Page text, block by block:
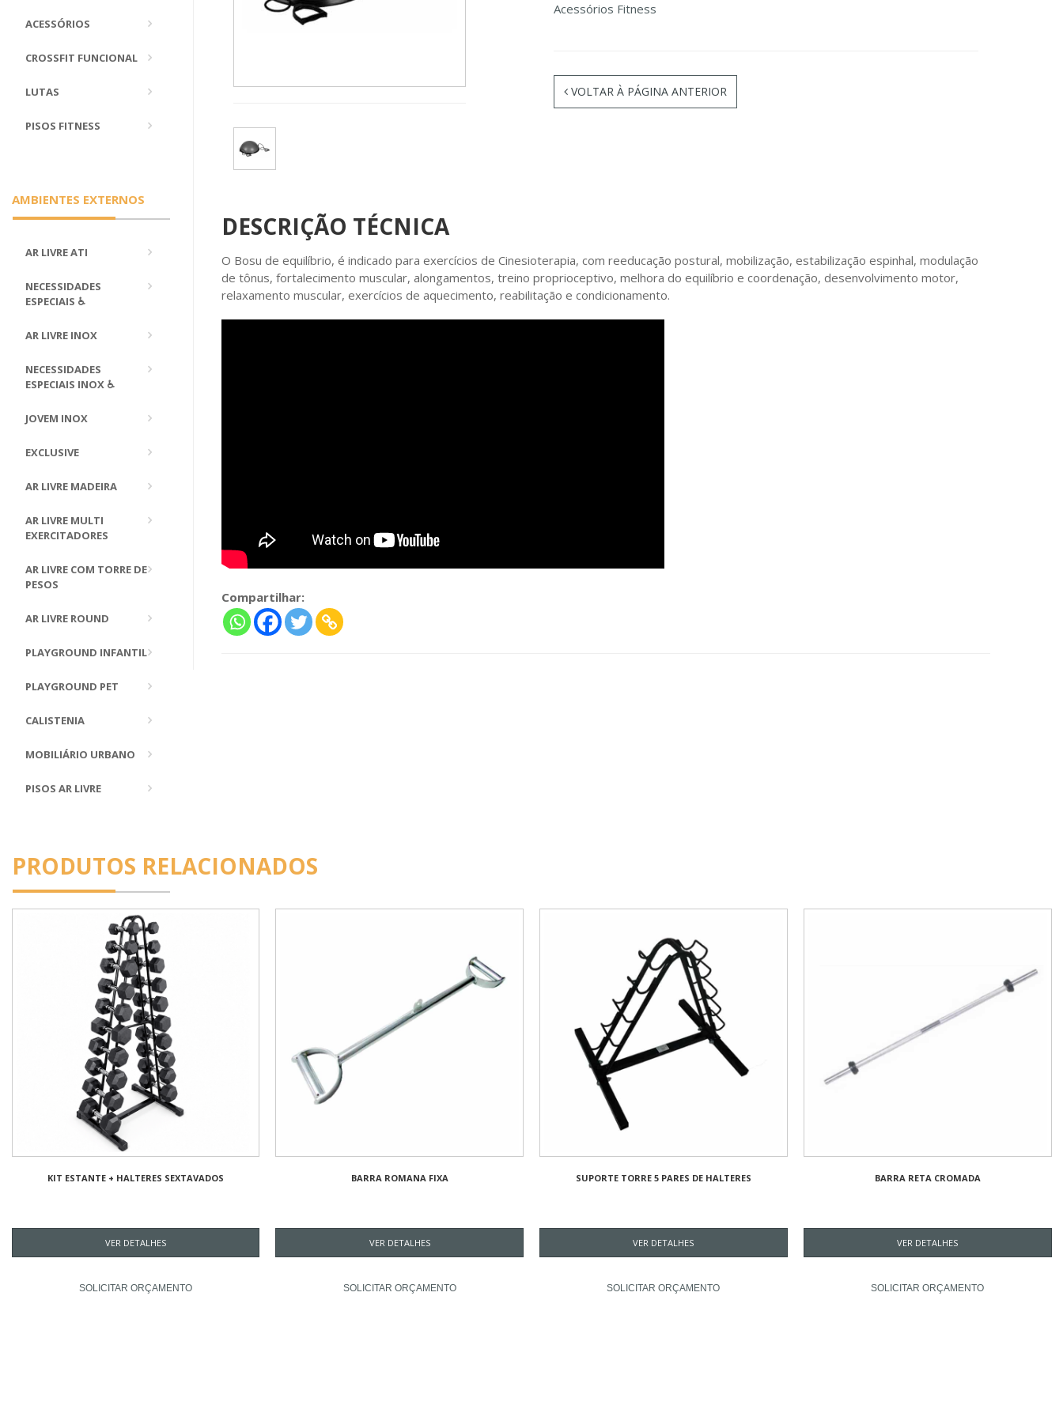
ACESSÓRIOS
CROSSFIT FUNCIONAL
LUTAS
PISOS FITNESS
AMBIENTES EXTERNOS
AR LIVRE ATI
NECESSIDADES
ESPECIAIS ♿
AR LIVRE INOX
NECESSIDADES
ESPECIAIS INOX ♿
JOVEM INOX
EXCLUSIVE
AR LIVRE MADEIRA
AR LIVRE MULTI
EXERCITADORES
AR LIVRE COM TORRE DE
PESOS
AR LIVRE ROUND
PLAYGROUND INFANTIL
PLAYGROUND PET
CALISTENIA
MOBILIÁRIO URBANO
PISOS AR LIVRE
Acessórios Fitness
VOLTAR À PÁGINA ANTERIOR
DESCRIÇÃO TÉCNICA
O Bosu de equilíbrio, é indicado para exercícios de Cinesioterapia, com reeducação postural, mobilização, estabilização espinhal, modulação
de tônus, fortalecimento muscular, alongamentos, treino proprioceptivo, melhora do equilíbrio e coordenação, desenvolvimento motor,
relaxamento muscular, exercícios de aquecimento, reabilitação e condicionamento.
Compartilhar:
PRODUTOS RELACIONADOS
KIT ESTANTE + HALTERES SEXTAVADOS
VER DETALHES
SOLICITAR ORÇAMENTO
BARRA ROMANA FIXA
VER DETALHES
SOLICITAR ORÇAMENTO
SUPORTE TORRE 5 PARES DE HALTERES
VER DETALHES
SOLICITAR ORÇAMENTO
BARRA RETA CROMADA
VER DETALHES
SOLICITAR ORÇAMENTO